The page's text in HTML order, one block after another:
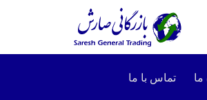
ما تماس با ما